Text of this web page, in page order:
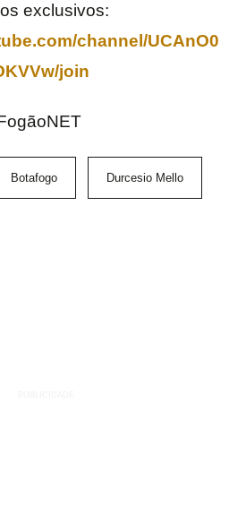
exclusivos:
channel/UCAnO0
join
Botafogo Durcesio Mello